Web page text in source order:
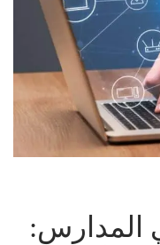
المدارس: